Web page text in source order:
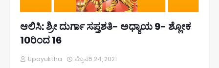
ಆಲಿಸಿ: ಶ್ರೀ ದುರ್ಗಾ ಸಪ್ತಶತಿ- ಅಧ್ಯಾಯ 9- ಶ್ಲೋಕ
10ರಿಂದ 16
Upayuktha ಫೆಬ್ರವರಿ 24, 2021